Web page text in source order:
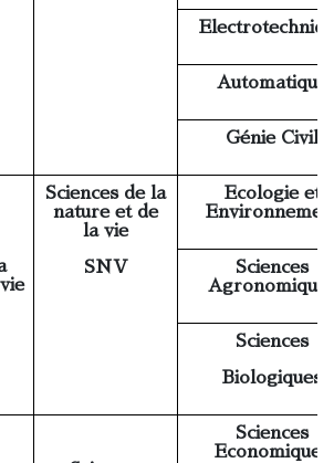
Automatique
Génie Civil
Sciences de la
nature et de
la vie
SNV
Ecologie et
Sciences
Sciences
Biologiques
Sciences
Economiques